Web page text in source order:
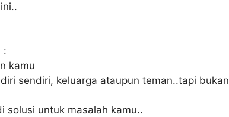
:
kamu
sendiri, keluarga ataupun teman..tapi bukan
solusi untuk masalah kamu..